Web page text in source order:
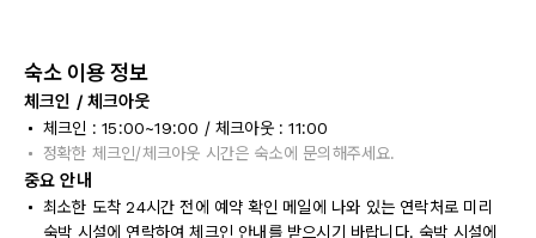
숙소 이용 정보
체크인 / 체크아웃
체크인 : 15:00~19:00 / 체크아웃 : 11:00
정확한 체크인/체크아웃 시간은 숙소에 문의해주세요.
중요 안내
최소한 도착 24시간 전에 예약 확인 메일에 나와 있는 연락처로 미리
숙박 시설에 연락하여 체크인 안내를 받으시기 바랍니다. 숙박 시설에